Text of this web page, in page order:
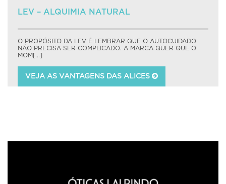
LEV – ALQUIMIA NATURAL
O PROPÓSITO DA LEV É LEMBRAR QUE O AUTOCUIDADO
NÃO PRECISA SER COMPLICADO. A MARCA QUER QUE O
MOM[...]
VEJA AS VANTAGENS DAS ALICES